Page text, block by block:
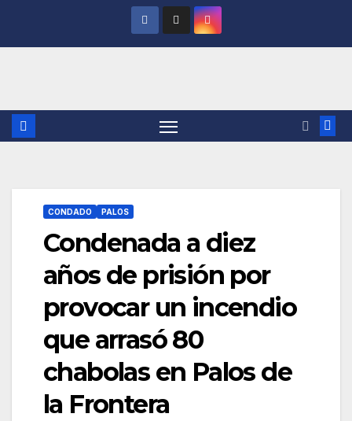
CONDADO PALOS
Condenada a diez
años de prisión por
provocar un incendio
que arrasó 80
chabolas en Palos de
la Frontera